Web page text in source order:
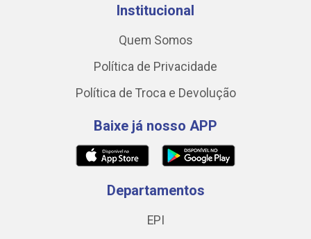
Institucional
Quem Somos
Política de Privacidade
Política de Troca e Devolução
Baixe já nosso APP
Departamentos
EPI